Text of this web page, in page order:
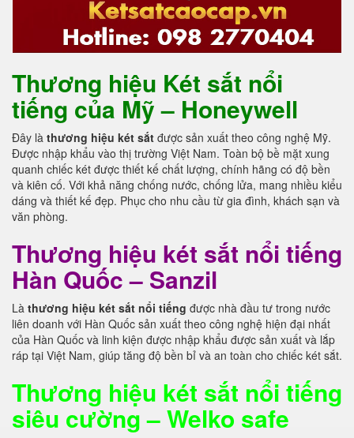
Thương hiệu Két sắt nổi
tiếng của Mỹ – Honeywell
Đây là thương hiệu két sắt được sản xuất theo công nghệ Mỹ.
Được nhập khẩu vào thị trường Việt Nam. Toàn bộ bề mặt xung
quanh chiếc két được thiết kế chất lượng, chính hãng có độ bền
và kiên cố. Với khả năng chống nước, chống lửa, mang nhiều kiểu
dáng và thiết kế đẹp. Phục cho nhu cầu từ gia đình, khách sạn và
văn phòng.
Thương hiệu két sắt nổi tiếng
Hàn Quốc – Sanzil
Là thương hiệu két sắt nổi tiếng được nhà đầu tư trong nước
liên doanh với Hàn Quốc sản xuất theo công nghệ hiện đại nhất
của Hàn Quốc và linh kiện được nhập khẩu được sản xuất và lắp
ráp tại Việt Nam, giúp tăng độ bền bỉ và an toàn cho chiếc két sắt.
Thương hiệu két sắt nổi tiếng
siêu cường – Welko safe